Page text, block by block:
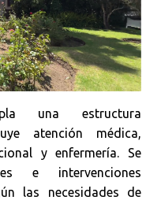
una estructura
atención médica,
y enfermería. Se
e intervenciones
las necesidades de